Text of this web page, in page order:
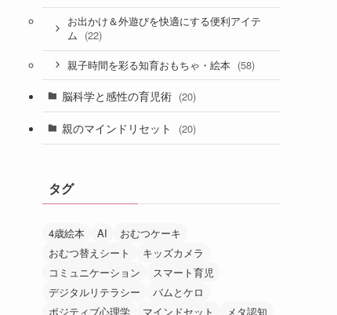
お出かけ＆外遊びを快適にする便利アイテ
ム
(22)
親子時間を彩る知育おもちゃ・絵本 (58)
脳科学と感性の育児術 (20)
親のマインドリセット (20)
タグ
4歳絵本 AI
おむつケーキ
おむつ替えシート
キッズカメラ
コミュニケーション
スマート育児
デジタルリテラシー
バムとケロ
ポジティブ心理学
マインドセット メタ認知